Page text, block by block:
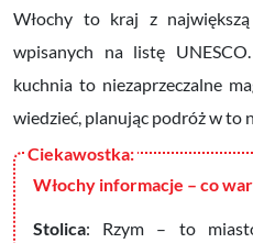
Włochy to kraj z
wpisanych na listę
kuchnia to niezaprzeczalne
wiedzieć, planując podróż w to
Włochy informacje – co
Stolica: Rzym – to